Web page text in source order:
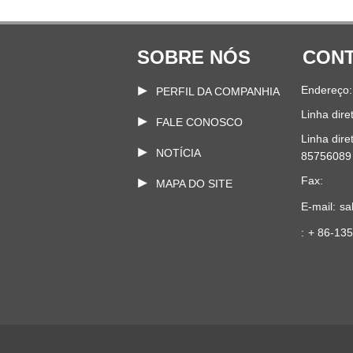
SOBRE NÓS
PERFIL DA COMPANHIA
FALE CONOSCO
NOTÍCIA
MAPA DO SITE
Endereço:
Linha
Linha
85756089
Fax:
E-mail:
: + 86-